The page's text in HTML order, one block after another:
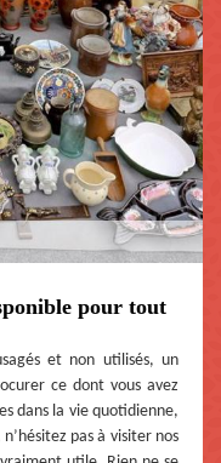
pour tout
et non utilisés, un
ce dont vous avez
dans la vie quotidienne,
pas à visiter nos